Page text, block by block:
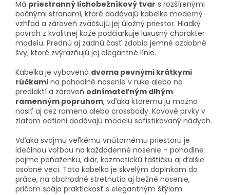
Má priestranný lichobežníkový tvar s rozšírenými
bočnými stranami, ktoré dodávajú kabelke moderný
vzhľad a zároveň zväčšujú jej úložný priestor. Hladký
povrch z kvalitnej kože podčiarkuje luxusný charakter
modelu. Prednú aj zadnú časť zdobia jemné ozdobné
švy, ktoré zvýrazňujú jej elegantné línie.
Kabelka je vybavená dvoma pevnými krátkymi
rúčkami na pohodlné nosenie v ruke alebo na
predlaktí a zároveň odnímateľným dlhým
ramenným popruhom, vďaka ktorému ju možno
nosiť aj cez rameno alebo crossbody. Kovové prvky v
zlatom odtieni dodávajú modelu sofistikovaný nádych.
Vďaka svojmu veľkému vnútornému priestoru je
ideálnou voľbou na každodenné nosenie – pohodlne
pojme peňaženku, diár, kozmetickú taštičku aj ďalšie
osobné veci. Táto kabelka je skvelým doplnkom do
práce, na obchodné stretnutia aj bežné nosenie,
pričom spája praktickosť s elegantným štýlom.